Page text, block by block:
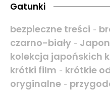
Gatunki
bezpieczne treści -
czarno-biały -
kolekcja japońskich
krótki film - krótkie
oryginalne -